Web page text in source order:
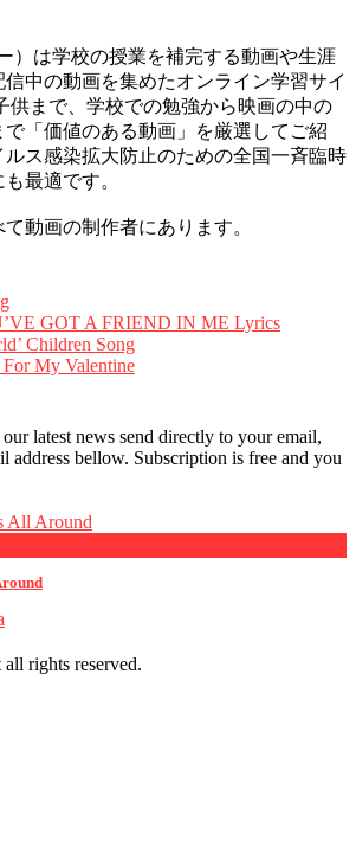
）は学校の授業を補完する動画や生涯
中の動画を集めたオンライン学習サイ
供まで、学校での勉強から映画の中の
で「価値のある動画」を厳選してご紹
ス感染拡大防止のための全国一斉臨時
最適です。
動画の制作者にあります。
GOT A FRIEND IN ME Lyrics
Children Song
My Valentine
latest news send directly to your email,
address bellow. Subscription is free and you
rights reserved.